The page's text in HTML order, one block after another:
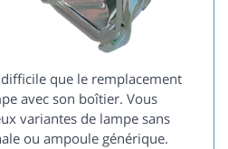
que le remplacement
avec son boîtier. Vous
variantes de lampe sans
ou ampoule générique.